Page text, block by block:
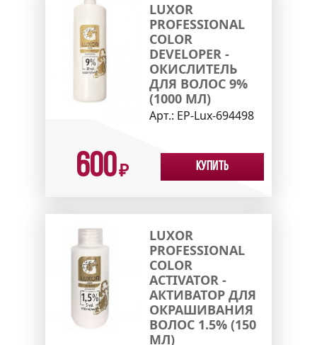
LUXOR
PROFESSIONAL
COLOR
DEVELOPER -
ОКИСЛИТЕЛЬ
ДЛЯ ВОЛОС 9%
(1000 МЛ)
Арт.: EP-Lux-694498
600₽ Купить
LUXOR
PROFESSIONAL
COLOR
ACTIVATOR -
АКТИВАТОР ДЛЯ
ОКРАШИВАНИЯ
ВОЛОС 1.5% (150
МЛ)